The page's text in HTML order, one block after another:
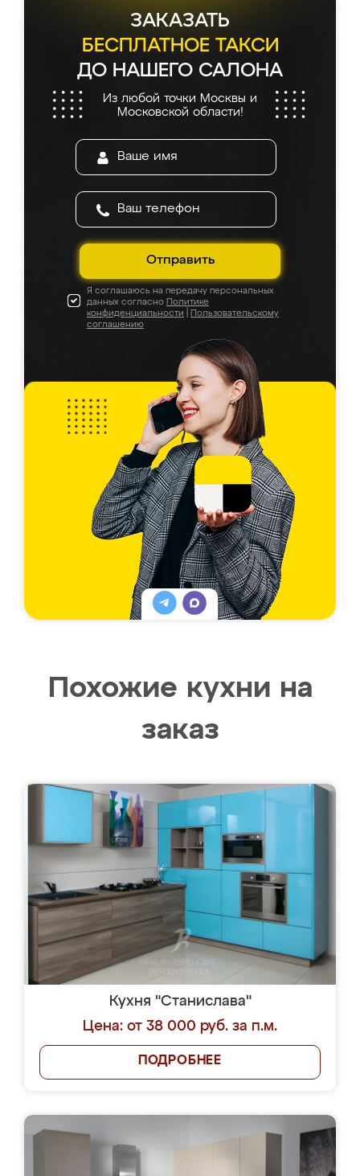
ЗАКАЗАТЬ
БЕСПЛАТНОЕ ТАКСИ
ДО НАШЕГО САЛОНА
Из любой точки Москвы и
Московской области!
Отправить
Я соглашаюсь на передачу персональных
данных согласно Политике
конфиденциальности
Пользовательскому
соглашению
Похожие кухни на
заказ
Кухня "Станислава"
Цена: от 38 000 руб. за п.м.
ПОДРОБНЕЕ